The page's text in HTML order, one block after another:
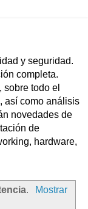
y seguridad.
completa.
todo el
así como análisis
novedades de
de
hardware,
.
Mostrar